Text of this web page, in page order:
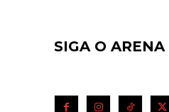
SIGA O ARENA